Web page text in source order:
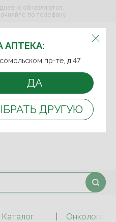
ВЫБЕРИТЕ АПТЕКУ:
АПТЕКА:
пр-те, д.47
ДА
ДРУГУЮ
обновляются.
по телефону
Каталог